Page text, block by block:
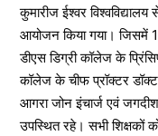
कुमारीज ईश्वर
आयोजन किया गया। जिसमें
डीएस डिग्री कॉलेज के
कॉलेज के चीफ प्रॉक्टर
आगरा जोन इंचार्ज एवं
उपस्थित रहे। सभी शिक्षकों